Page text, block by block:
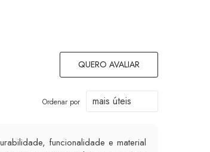
QUERO AVALIAR
Ordenar por
funcionalidade e material